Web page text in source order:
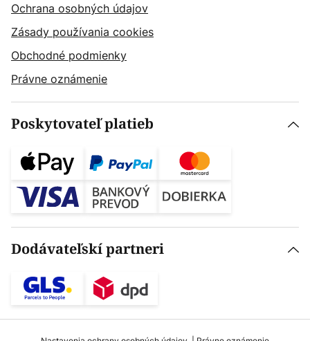
Ochrana osobných údajov
Zásady používania cookies
Obchodné podmienky
Právne oznámenie
Poskytovateľ platieb
Dodávateľskí partneri